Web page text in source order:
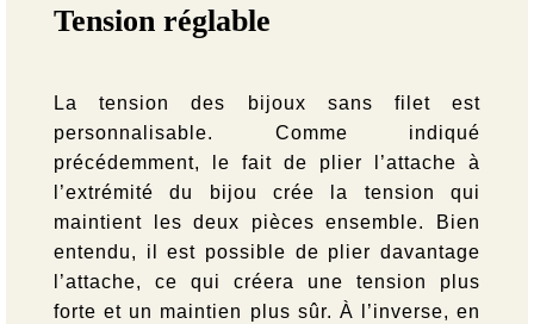
Tension réglable
La tension des bijoux sans filet est
personnalisable. Comme indiqué
précédemment, le fait de plier l’attache à
l’extrémité du bijou crée la tension qui
maintient les deux pièces ensemble. Bien
entendu, il est possible de plier davantage
l’attache, ce qui créera une tension plus
forte et un maintien plus sûr. À l’inverse, en